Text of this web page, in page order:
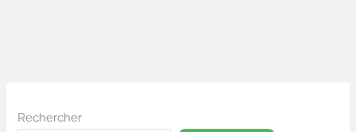
Rechercher